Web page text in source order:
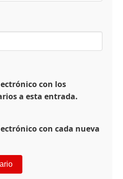
con los
a esta entrada.
con cada nueva